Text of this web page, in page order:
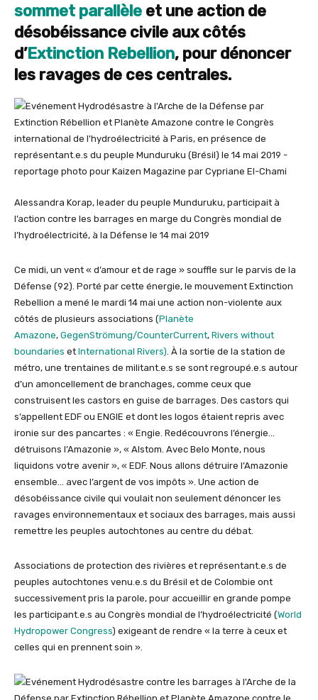
sommet parallèle et une action de
désobéissance civile aux côtés
d’Extinction Rebellion, pour dénoncer
les ravages de ces centrales.
Alessandra Korap, leader du peuple Munduruku, participait à
l’action contre les barrages en marge du Congrès mondial de
l’hydroélectricité, à la Défense le 14 mai 2019
Ce midi, un vent « d’amour et de rage » souffle sur le parvis de la
Défense (92). Porté par cette énergie, le mouvement Extinction
Rebellion a mené le mardi 14 mai une action non-violente aux
côtés de plusieurs associations (Planète
Amazone, GegenStrömung/CounterCurrent, Rivers without
boundaries et International Rivers) . À la sortie de la station de
métro, une trentaines de militant.e.s se sont regroupé.e.s autour
d’un amoncellement de branchages, comme ceux que
construisent les castors en guise de barrages. Des castors qui
s’appellent EDF ou ENGIE et dont les logos étaient repris avec
ironie sur des pancartes : « Engie. Redécouvrons l’énergie…
détruisons l’Amazonie », « Alstom. Avec Belo Monte, nous
liquidons votre avenir », « EDF. Nous allons détruire l’Amazonie
ensemble… avec l’argent de vos impôts ». Une action de
désobéissance civile qui voulait non seulement dénoncer les
ravages environnementaux et sociaux des barrages, mais aussi
remettre les peuples autochtones au centre du débat.
Associations de protection des rivières et représentant.e.s de
peuples autochtones venu.e.s du Brésil et de Colombie ont
successivement pris la parole, pour accueillir en grande pompe
les participant.e.s au Congrès mondial de l’hydroélectricité (World
Hydropower Congress) exigeant de rendre « la terre à ceux et
celles qui en prennent soin ».